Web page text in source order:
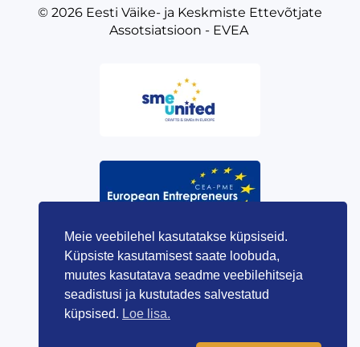
© 2026 Eesti Väike- ja Keskmiste Ettevõtjate
Assotsiatsioon - EVEA
Meie veebilehel kasutatakse küpsiseid.
Küpsiste kasutamisest saate loobuda,
muutes kasutatava seadme veebilehitseja
seadistusi ja kustutades salvestatud
küpsised. Loe lisa.